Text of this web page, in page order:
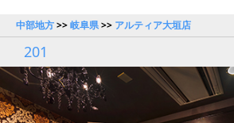
中部地方>>岐阜県>> アルティア大垣店
201